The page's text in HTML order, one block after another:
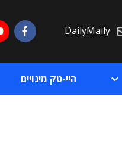
DailyMaily
היי-טק מינויים